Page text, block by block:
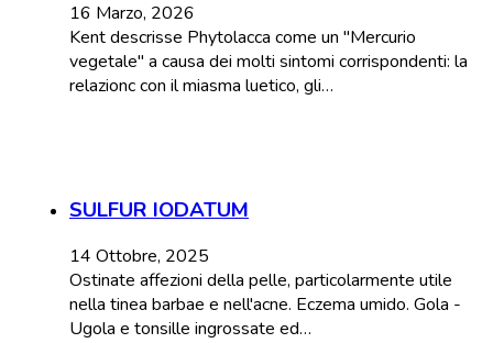
16 Marzo, 2026
Kent descrisse Phytolacca come un "Mercurio
vegetale" a causa dei molti sintomi corrispondenti: la
relazionc con il miasma luetico, gli…
SULFUR IODATUM
14 Ottobre, 2025
Ostinate affezioni della pelle, particolarmente utile
nella tinea barbae e nell'acne. Eczema umido. Gola -
Ugola e tonsille ingrossate ed…